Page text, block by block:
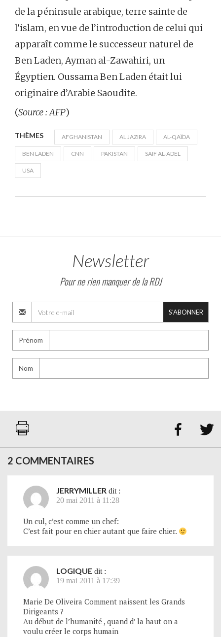
de la péninsule arabique, terre sainte de
l’islam, en vue de l’introduction de celui qui
apparaît comme le successeur naturel de
Ben Laden, Ayman al-Zawahiri, un
Égyptien. Oussama Ben Laden était lui
originaire d’Arabie Saoudite.
(Source : AFP)
THÈMES AFGHANISTAN AL JAZIRA AL-QAÏDA
BEN LADEN CNN PAKISTAN SAIF AL-ADEL
USA
Newsletter
Pour ne rien manquer de la RDJ
S'ABONNER
Prénom
Nom
 
2 COMMENTAIRES
JERRYMILLER dit :
20 mai 2011 à 11:28
Un cul, c’est comme un chef:
C’est fait pour en chier autant que faire chier.
LOGIQUE dit :
19 mai 2011 à 17:39
Marie De Oliveira Comment naissent les Grands
Dirigeants ?
Au début de l’humanité , quand d’ la haut on a
voulu créer le corps humain